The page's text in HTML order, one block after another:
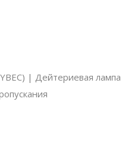
| Дейтериевая